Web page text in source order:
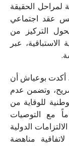
لمراحل الحقيقة
عقد اجتماعي
التركيز من
عبر
أكدت بوعياش أن
وتضمن عدم
للوقاية من
مع التوصيات
الدولية
مناهضة